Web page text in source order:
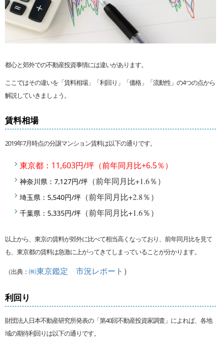
都心と郊外での不動産投資事情には違いがあります。
ここではその違いを「賃料相場」「利回り」「価格」「流動性」の4つの点から
解説していきましょう。
賃料相場
2019年7月時点の分譲マンション賃料は以下の通りです。
東京都：11,603円/坪（前年同月比+6.5％）
神奈川県：7,127円/坪 （前年同月比+1.6％）
埼玉県：5,540円/坪 （前年同月比+2.8％）
千葉県：5,335円/坪 （前年同月比+1.6％）
以上から、東京の賃料が郊外に比べて相当高くなっており、前年同月比を見て
も、東京都の賃料は急激に上がってきてしまっていることが分かります。
（出典： ㈱東京鑑定 市況レポート ）
利回り
財団法人日本不動産研究所発表の「第40回不動産投資家調査」によれば、各地
域の期待利回りは以下の通りです。